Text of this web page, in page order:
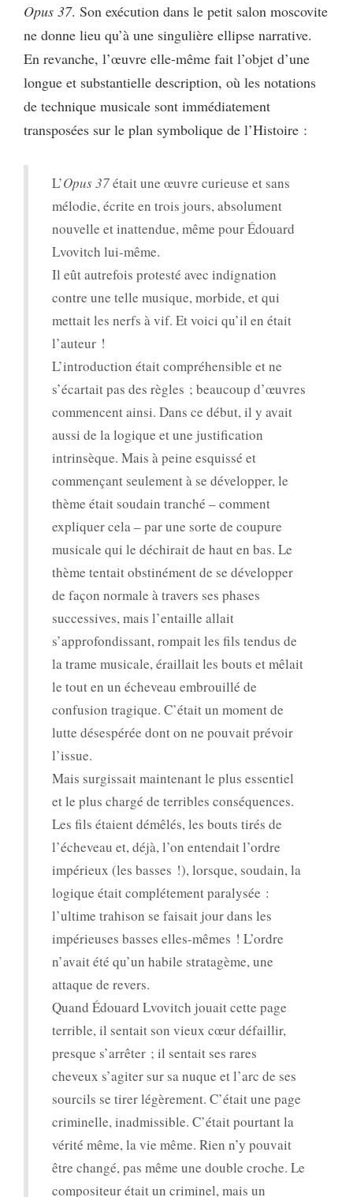
Opus 37. Son exécution dans le petit salon moscovite
ne donne lieu qu’à une singulière ellipse narrative.
En revanche, l’œuvre elle-même fait l’objet d’une
longue et substantielle description, où les notations
de technique musicale sont immédiatement
transposées sur le plan symbolique de l’Histoire :
L’Opus 37était une œuvre curieuse et sans
mélodie, écrite en trois jours, absolument
nouvelle et inattendue, même pour Édouard
Lvovitch lui-même.
Il eût autrefois protesté avec indignation
contre une telle musique, morbide, et qui
mettait les nerfs à vif. Et voici qu’il en était
l’auteur !
L’introduction était compréhensible et ne
s’écartait pas des règles ; beaucoup d’œuvres
commencent ainsi. Dans ce début, il y avait
aussi de la logique et une justification
intrinsèque. Mais à peine esquissé et
commençant seulement à se développer, le
thème était soudain tranché – comment
expliquer cela – par une sorte de coupure
musicale qui le déchirait de haut en bas. Le
thème tentait obstinément de se développer
de façon normale à travers ses phases
successives, mais l’entaille allait
s’approfondissant, rompait les fils tendus de
la trame musicale, éraillait les bouts et mêlait
le tout en un écheveau embrouillé de
confusion tragique. C’était un moment de
lutte désespérée dont on ne pouvait prévoir
l’issue.
Mais surgissait maintenant le plus essentiel
et le plus chargé de terribles conséquences.
Les fils étaient démêlés, les bouts tirés de
l’écheveau et, déjà, l’on entendait l’ordre
impérieux (les basses !), lorsque, soudain, la
logique était complétement paralysée :
l’ultime trahison se faisait jour dans les
impérieuses basses elles-mêmes ! L’ordre
n’avait été qu’un habile stratagème, une
attaque de revers.
Quand Édouard Lvovitch jouait cette page
terrible, il sentait son vieux cœur défaillir,
presque s’arrêter ; il sentait ses rares
cheveux s’agiter sur sa nuque et l’arc de ses
sourcils se tirer légèrement. C’était une page
criminelle, inadmissible. C’était pourtant la
vérité même, la vie même. Rien n’y pouvait
être changé, pas même une double croche. Le
compositeur était un criminel, mais un